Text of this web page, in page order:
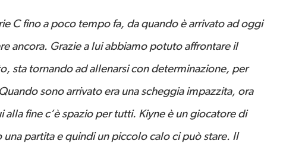
C fino a poco tempo fa, da quando è arrivato ad oggi
ancora. Grazie a lui abbiamo potuto affrontare il
sta tornando ad allenarsi con determinazione, per
sono arrivato era una scheggia impazzita, ora
alla fine c’è spazio per tutti. Kiyne è un giocatore di
partita e quindi un piccolo calo ci può stare. Il